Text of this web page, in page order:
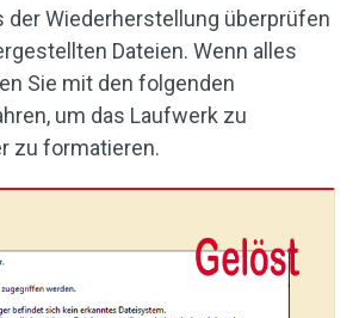
der Wiederherstellung überprüfen
Dateien. Wenn alles
Sie mit den folgenden
um das Laufwerk zu
zu formatieren.